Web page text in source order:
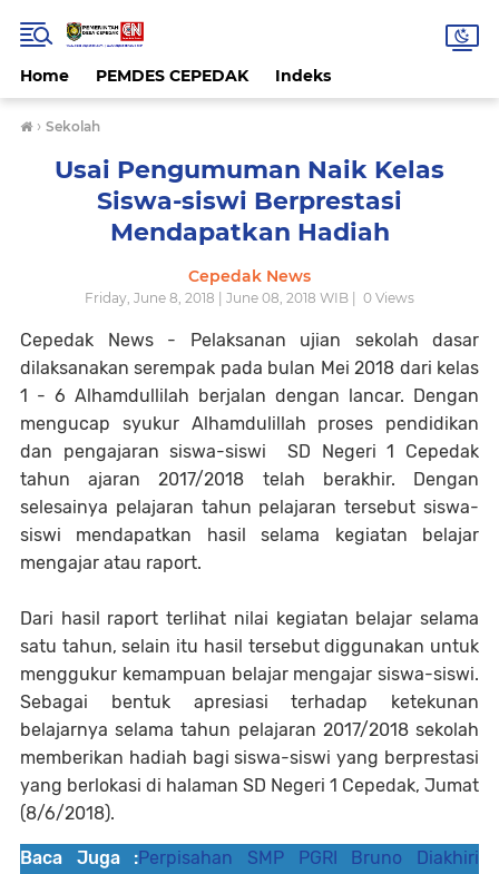
Home PEMDES CEPEDAK Indeks
› Sekolah
Usai Pengumuman Naik Kelas
Siswa-siswi Berprestasi
Mendapatkan Hadiah
Cepedak News
Friday, June 8, 2018 | June 08, 2018 WIB | 0 Views
Cepedak News - Pelaksanan ujian sekolah dasar
dilaksanakan serempak pada bulan Mei 2018 dari kelas
1 - 6 Alhamdullilah berjalan dengan lancar. Dengan
mengucap syukur Alhamdulillah proses pendidikan
dan pengajaran siswa-siswi SD Negeri 1 Cepedak
tahun ajaran 2017/2018 telah berakhir. Dengan
selesainya pelajaran tahun pelajaran tersebut siswa-
siswi mendapatkan hasil selama kegiatan belajar
mengajar atau raport.
Dari hasil raport terlihat nilai kegiatan belajar selama
satu tahun, selain itu hasil tersebut diggunakan untuk
menggukur kemampuan belajar mengajar siswa-siswi.
Sebagai bentuk apresiasi terhadap ketekunan
belajarnya selama tahun pelajaran 2017/2018 sekolah
memberikan hadiah bagi siswa-siswi yang berprestasi
yang berlokasi di halaman SD Negeri 1 Cepedak, Jumat
(8/6/2018).
Baca Juga :Perpisahan SMP PGRI Bruno Diakhiri